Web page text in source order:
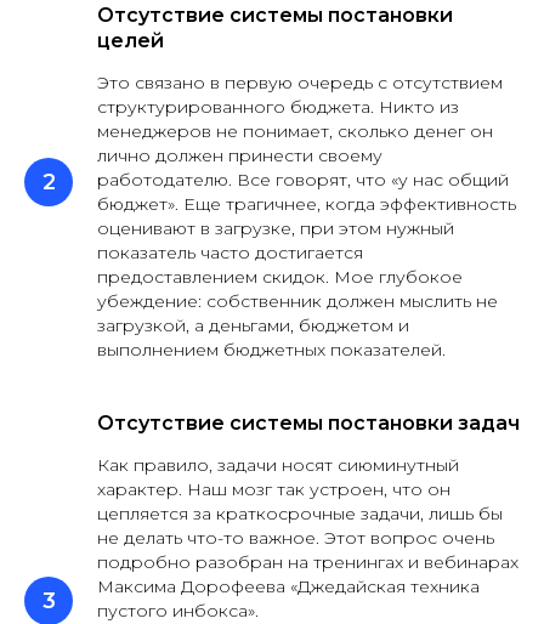
Отсутствие системы постановки
целей
Это связано в первую очередь с отсутствием
структурированного бюджета. Никто из
менеджеров не понимает, сколько денег он
лично должен принести своему
работодателю. Все говорят, что «у нас общий
бюджет». Еще трагичнее, когда эффективность
оценивают в загрузке, при этом нужный
показатель часто достигается
предоставлением скидок. Мое глубокое
убеждение: собственник должен мыслить не
загрузкой, а деньгами, бюджетом и
выполнением бюджетных показателей.
Отсутствие системы постановки задач
Как правило, задачи носят сиюминутный
характер. Наш мозг так устроен, что он
цепляется за краткосрочные задачи, лишь бы
не делать что-то важное. Этот вопрос очень
подробно разобран на тренингах и вебинарах
Максима Дорофеева «Джедайская техника
пустого инбокса».